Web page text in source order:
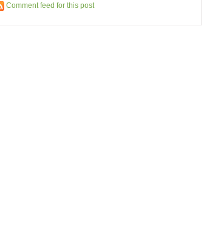
Comment feed for this post